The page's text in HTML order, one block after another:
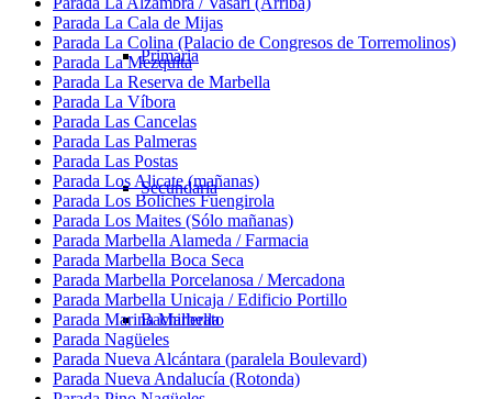
Primaria
Secundaria
Bachillerato
Parada La Cala de Mijas
Parada La Colina (Palacio de Congresos de Torremolinos)
Parada La Mezquita
Parada La Reserva de Marbella
Parada La Víbora
Parada Las Cancelas
Parada Las Palmeras
Parada Las Postas
Parada Los Alicate (mañanas)
Parada Los Boliches Fuengirola
Parada Los Maites (Sólo mañanas)
Parada Marbella Alameda / Farmacia
Parada Marbella Boca Seca
Parada Marbella Porcelanosa / Mercadona
Parada Marbella Unicaja / Edificio Portillo
Parada Marina Marbella
Parada Nagüeles
Parada Nueva Alcántara (paralela Boulevard)
Parada Nueva Andalucía (Rotonda)